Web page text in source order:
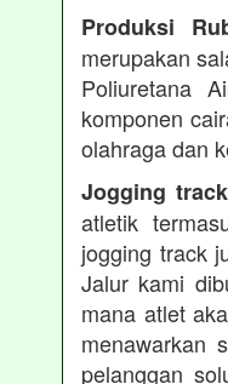
Produksi
merupakan
Poliuretana
komponen
olahraga dan
Jogging
atletik
jogging track
Jalur kami
mana atlet
menawarkan
pelanggan